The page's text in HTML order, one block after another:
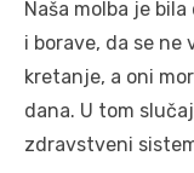
Naša molba je
i borave, da se
kretanje, a oni
dana. U tom
zdravstveni